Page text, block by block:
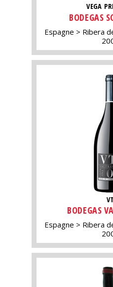
VEGA
BODEGAS
Espagne Ribera
VT
BODEGAS
Espagne Ribera